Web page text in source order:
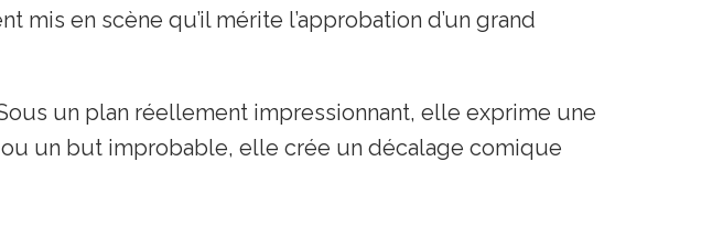
en scène qu’il mérite l’approbation d’un grand
un plan réellement impressionnant, elle exprime une
un but improbable, elle crée un décalage comique